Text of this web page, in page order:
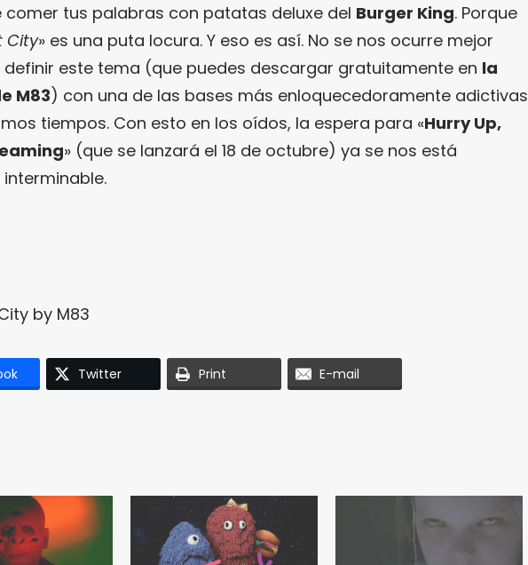
comer tus palabras con patatas deluxe del Burger King. Porque
City» es una puta locura. Y eso es así. No se nos ocurre mejor
este tema (que puedes descargar gratuitamente en la
M83) con una de las bases más enloquecedoramente adictivas
tiempos. Con esto en los oídos, la espera para «Hurry Up,
» (que se lanzará el 18 de octubre) ya se nos está
by M83
Twitter Print E-mail